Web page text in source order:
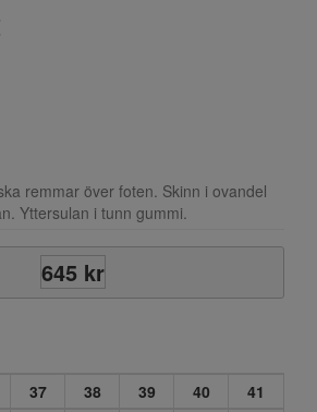
remmar över foten. Skinn i ovandel
Yttersulan i tunn gummi.
645 kr
37 38 39 40 41